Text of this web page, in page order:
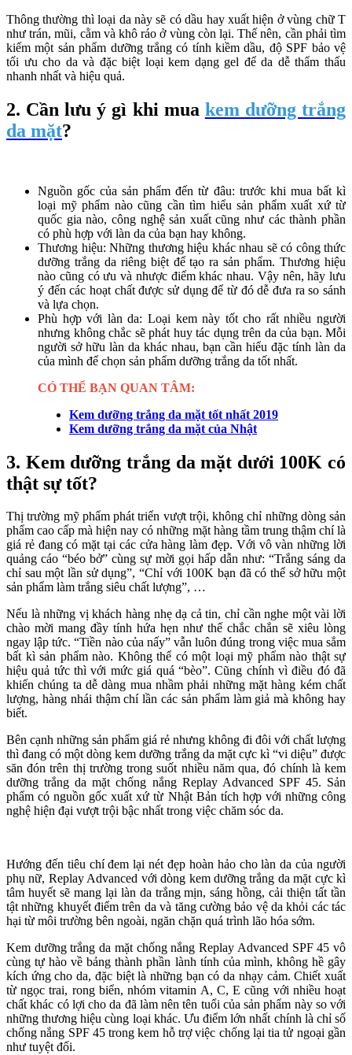
Thông thường thì loại da này sẽ có dầu hay xuất hiện ở vùng chữ T
như trán, mũi, cằm và khô ráo ở vùng còn lại. Thế nên, cần phải tìm
kiếm một sản phẩm dưỡng trắng có tính kiềm dầu, độ SPF bảo vệ
tối ưu cho da và đặc biệt loại kem dạng gel để da dễ thẩm thấu
nhanh nhất và hiệu quả.
2. Cần lưu ý gì khi mua kem dưỡng trắng
da mặt?
Nguồn gốc của sản phẩm đến từ đâu: trước khi mua bất kì
loại mỹ phẩm nào cũng cần tìm hiểu sản phẩm xuất xứ từ
quốc gia nào, công nghệ sản xuất cũng như các thành phần
có phù hợp với làn da của bạn hay không.
Thương hiệu: Những thương hiệu khác nhau sẽ có công thức
dưỡng trắng da riêng biệt để tạo ra sản phẩm. Thương hiệu
nào cũng có ưu và nhược điểm khác nhau. Vậy nên, hãy lưu
ý đến các hoạt chất được sử dụng để từ đó dễ đưa ra so sánh
và lựa chọn.
Phù hợp với làn da: Loại kem này tốt cho rất nhiều người
nhưng không chắc sẽ phát huy tác dụng trên da của bạn. Mỗi
người sở hữu làn da khác nhau, bạn cần hiểu đặc tính làn da
của mình để chọn sản phẩm dưỡng trắng da tốt nhất.
CÓ THỂ BẠN QUAN TÂM:
Kem dưỡng trắng da mặt tốt nhất 2019
Kem dưỡng trắng da mặt của Nhật
3. Kem dưỡng trắng da mặt dưới 100K có
thật sự tốt?
Thị trường mỹ phẩm phát triển vượt trội, không chỉ những dòng sản
phẩm cao cấp mà hiện nay có những mặt hàng tầm trung thậm chí là
giá rẻ đang có mặt tại các cửa hàng làm đẹp. Với vô vàn những lời
quảng cáo “béo bở” cùng sự mời gọi hấp dẫn như: “Trắng sáng da
chỉ sau một lần sử dụng”, “Chỉ với 100K bạn đã có thể sở hữu một
sản phẩm làm trắng siêu chất lượng”, …
Nếu là những vị khách hàng nhẹ dạ cả tin, chỉ cần nghe một vài lời
chào mời mang đầy tính hứa hẹn như thế chắc chắn sẽ xiêu lòng
ngay lập tức. “Tiền nào của nấy” vẫn luôn đúng trong việc mua sắm
bất kì sản phẩm nào. Không thể có một loại mỹ phẩm nào thật sự
hiệu quả tức thì với mức giá quá “bèo”. Cũng chính vì điều đó đã
khiến chúng ta dễ dàng mua nhầm phải những mặt hàng kém chất
lượng, hàng nhái thậm chí lần các sản phẩm làm giả mà không hay
biết.
Bên cạnh những sản phẩm giá rẻ nhưng không đi đôi với chất lượng
thì đang có một dòng kem dưỡng trắng da mặt cực kì “vi diệu” được
săn đón trên thị trường trong suốt nhiều năm qua, đó chính là kem
dưỡng trắng da mặt chống nắng Replay Advanced SPF 45. Sản
phẩm có nguồn gốc xuất xứ từ Nhật Bản tích hợp với những công
nghệ hiện đại vượt trội bậc nhất trong việc chăm sóc da.
Hướng đến tiêu chí đem lại nét đẹp hoàn hảo cho làn da của người
phụ nữ, Replay Advanced với dòng kem dưỡng trắng da mặt cực kì
tâm huyết sẽ mang lại làn da trắng mịn, sáng hồng, cải thiện tất tần
tật những khuyết điểm trên da và tăng cường bảo vệ da khỏi các tác
hại từ môi trường bên ngoài, ngăn chặn quá trình lão hóa sớm.
Kem dưỡng trắng da mặt chống nắng Replay Advanced SPF 45 vô
cùng tự hào về bảng thành phần lành tính của mình, không hề gây
kích ứng cho da, đặc biệt là những bạn có da nhạy cảm. Chiết xuất
từ ngọc trai, rong biển, nhóm vitamin A, C, E cũng với nhiều hoạt
chất khác có lợi cho da đã làm nên tên tuổi của sản phẩm này so với
những thương hiệu cùng loại khác. Ưu điểm lớn nhất chính là chỉ số
chống nắng SPF 45 trong kem hỗ trợ việc chống lại tia tử ngoại gần
như tuyệt đối.